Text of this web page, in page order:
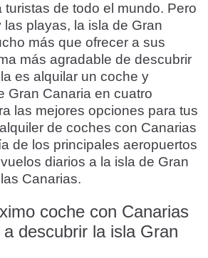
de todo el mundo. Pero
playas, la isla de Gran
más que ofrecer a sus
más agradable de descubrir
es alquilar un coche y
Gran Canaria en cuatro
las mejores opciones para tus
de coches con Canarias
de los principales aeropuertos
diarios a la isla de Gran
Canarias.
coche con Canarias
descubrir la isla Gran